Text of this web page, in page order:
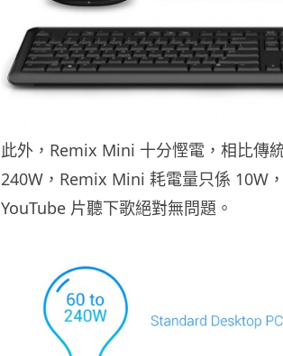
此外，Remix Mini 十分慳電，相比傳
240W，Remix Mini 耗電量只係 10W
YouTube 片聽下歌絕對無問題。